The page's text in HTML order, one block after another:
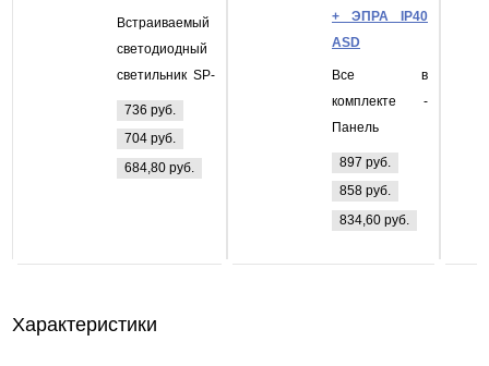
Встраиваемый
светодиодный
светильник SP-
PLT600NV 3200
Лм 36W/6500K
ip40 Опал
736 руб.
704 руб.
684,80 руб.
+ ЭПРА IP40
ASD
Все в
комплекте -
Панель
светодиодная
LP-eco
ПРИЗМА 36Вт
160-260В
897 руб.
858 руб.
834,60 руб.
Характеристики